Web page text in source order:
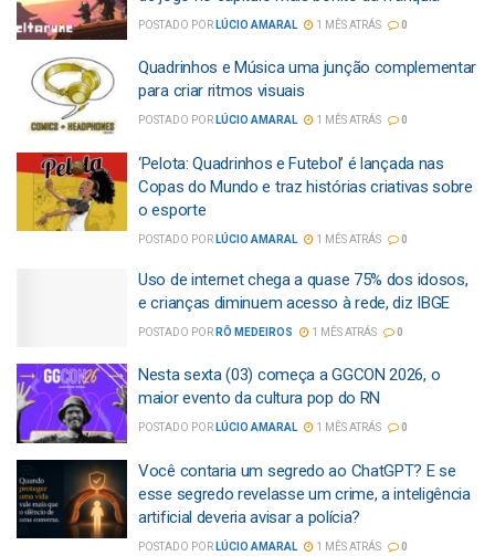
POSTADO POR LÚCIO AMARAL 1 MÊS ATRÁS 0
Quadrinhos e Música uma junção complementar
para criar ritmos visuais
POSTADO POR LÚCIO AMARAL 1 MÊS ATRÁS 0
‘Pelota: Quadrinhos e Futebol’ é lançada nas
Copas do Mundo e traz histórias criativas sobre
o esporte
POSTADO POR LÚCIO AMARAL 1 MÊS ATRÁS 0
Uso de internet chega a quase 75% dos idosos,
e crianças diminuem acesso à rede, diz IBGE
POSTADO POR RÔ MEDEIROS 1 MÊS ATRÁS 0
Nesta sexta (03) começa a GGCON 2026, o
maior evento da cultura pop do RN
POSTADO POR LÚCIO AMARAL 1 MÊS ATRÁS 0
Você contaria um segredo ao ChatGPT? E se
esse segredo revelasse um crime, a inteligência
artificial deveria avisar a polícia?
POSTADO POR LÚCIO AMARAL 1 MÊS ATRÁS 0